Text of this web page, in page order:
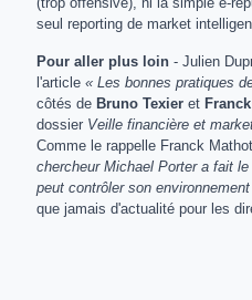
seul reporting de market
Pour aller plus loin - Julien
l'article « Les bonnes pratiques
côtés de Bruno Texier et
dossier Veille financière et
Comme le rappelle Franck
chercheur Michael Porter a fait
peut contrôler son
que jamais d'actualité pour les